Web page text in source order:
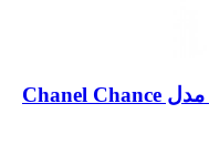
بادی اسپلش زنانه کریشن آیریس مدل Chanel Chance